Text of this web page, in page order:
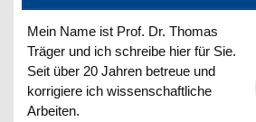
Mein Name ist Prof. Dr. Thomas
Träger und ich schreibe hier für Sie.
Seit über 20 Jahren betreue und
korrigiere ich wissenschaftliche
Arbeiten.